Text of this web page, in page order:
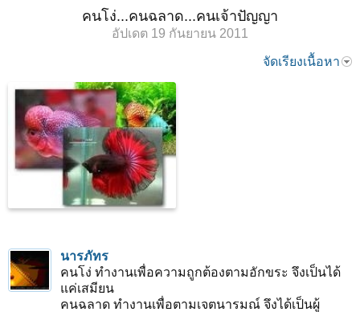
คนโง่...คนฉลาด...คนเจ้าปัญญา
อัปเดต 19 กันยายน 2011
จัดเรียงเนื้อหา
นารภัทร
คนโง่ ทำงานเพื่อความถูกต้องตามอักขระ จึงเป็นได้
แค่เสมียน
คนฉลาด ทำงานเพื่อตามเจตนารมณ์ จึงได้เป็นผู้